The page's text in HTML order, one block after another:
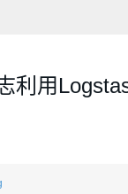
利用